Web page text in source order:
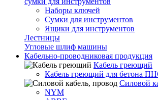
Наборы ключей
Сумки для инструментов
Ящики для инструментов
Лестницы
Угловые шлиф машины
Кабельно-проводниковая продукция
Кабель греющий
Кабель греющий для бетона
Силовой
NYM